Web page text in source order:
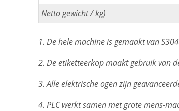
Netto gewicht / kg)
1. De hele machine is gemaakt van
2. De etiketteerkop maakt gebruik van
3. Alle elektrische ogen zijn
4. PLC werkt samen met grote mens-